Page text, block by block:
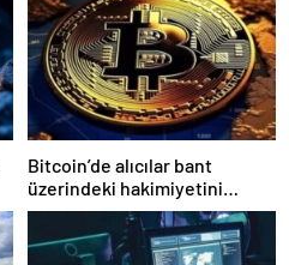
Bitcoin’de alıcılar bant
üzerindeki hakimiyetini
kaybetti